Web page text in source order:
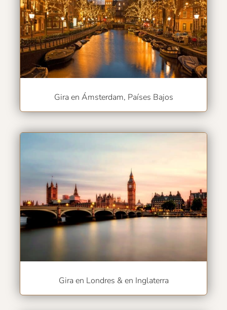
Gira en Ámsterdam, Países Bajos
Gira en Londres & en Inglaterra